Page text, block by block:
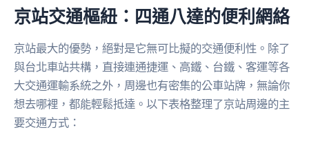
京站交通樞紐：四通八達的便利網絡
京站最大的優勢，絕對是它無可比擬的交通便利性。除了
與台北車站共構，直接連通捷運、高鐵、台鐵、客運等各
大交通運輸系統之外，周邊也有密集的公車站牌，無論你
想去哪裡，都能輕鬆抵達。以下表格整理了京站周邊的主
要交通方式：